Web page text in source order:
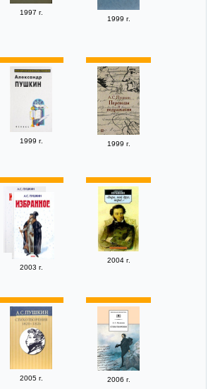
1997 г.
1999 г.
1999 г.
1999 г.
2003 г.
2004 г.
2005 г.
2006 г.